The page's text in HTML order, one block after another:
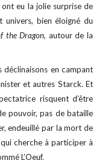
ont eu la jolie surprise de
bien éloigné du
the Dragon, autour de la
déclinaisons en campant
et autres Starck. Et
risquent d’être
pouvoir, pas de bataille
endeuillé par la mort de
cherche à participer à
L’Oeuf.